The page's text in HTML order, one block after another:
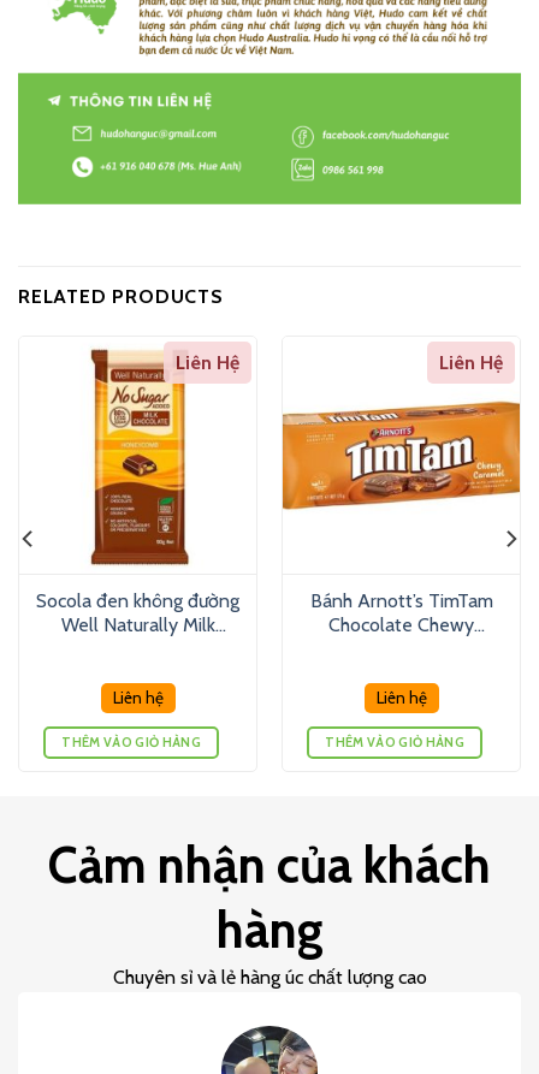
RELATED PRODUCTS
Liên Hệ
Socola đen không đường
Well Naturally Milk
Liên hệ
THÊM VÀO GIỎ HÀNG
Liên Hệ
Bánh Arnott’s TimTam
Chocolate Chewy
Liên hệ
THÊM VÀO GIỎ HÀNG
Cảm nhận của khách
hàng
Chuyên sỉ và lẻ hàng úc chất lượng cao